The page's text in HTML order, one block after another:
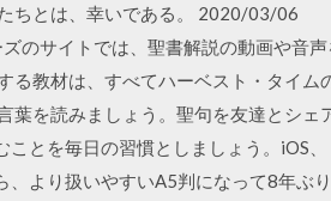
ちとは、幸いである。 2020/03/06
のサイトでは、聖書解説の動画や音声
る教材は、すべてハーベスト・タイム
葉を読みましょう。聖句を友達とシェ
とを毎日の習慣としましょう。iOS、
より扱いやすいA5判になって8年ぶ